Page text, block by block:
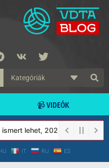
📹 VIDEÓK
lehet, 2023-tól a Védett
IT RU ES